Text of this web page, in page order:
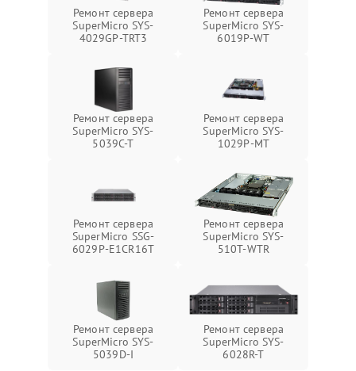
Ремонт сервера
SuperMicro SYS-
4029GP-TRT3
Ремонт сервера
SuperMicro SYS-
6019P-WT
Ремонт сервера
SuperMicro SYS-
5039C-T
Ремонт сервера
SuperMicro SYS-
1029P-MT
Ремонт сервера
SuperMicro SSG-
6029P-E1CR16T
Ремонт сервера
SuperMicro SYS-
510T-WTR
Ремонт сервера
SuperMicro SYS-
5039D-I
Ремонт сервера
SuperMicro SYS-
6028R-T